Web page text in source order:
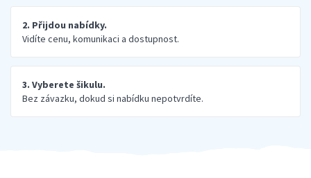
2. Přijdou nabídky.
Vidíte cenu, komunikaci a dostupnost.
3. Vyberete šikulu.
Bez závazku, dokud si nabídku nepotvrdíte.